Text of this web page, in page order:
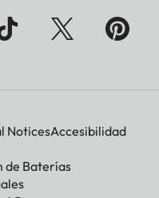
NoticesAccesibilidad
de Baterías